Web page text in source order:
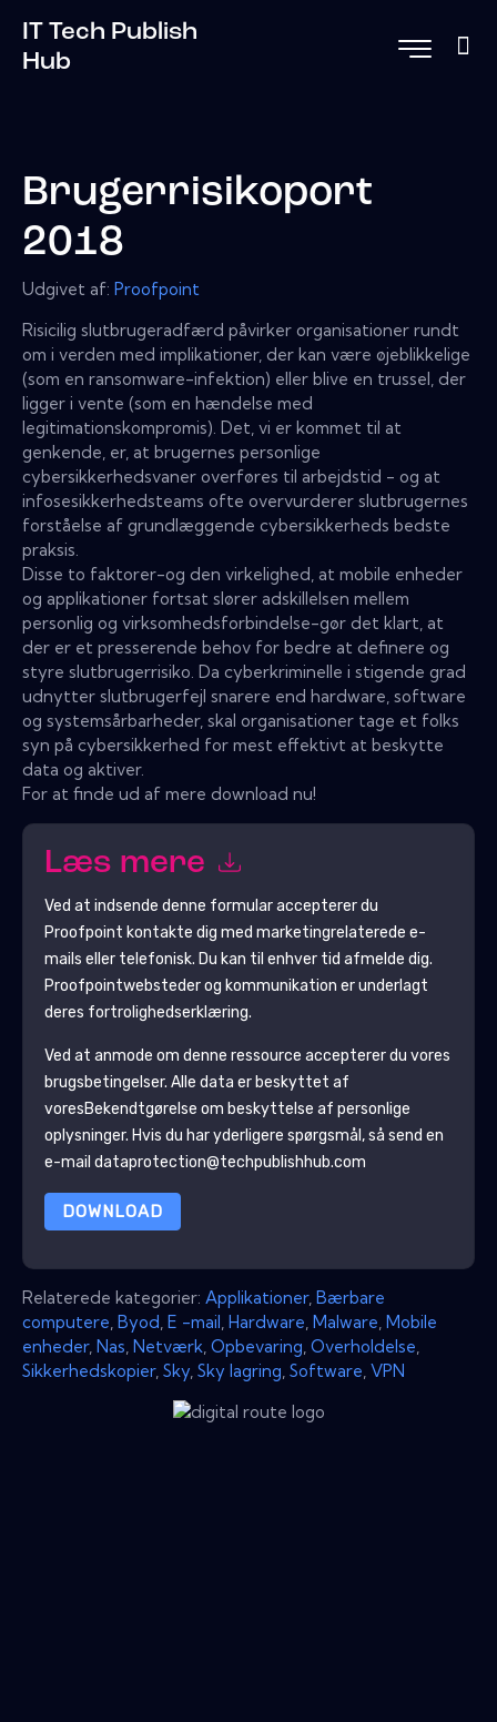
IT Tech Publish
Hub
Brugerrisikoport
2018
Udgivet af: Proofpoint
Risicilig slutbrugeradfærd påvirker organisationer rundt
om i verden med implikationer, der kan være øjeblikkelige
(som en ransomware-infektion) eller blive en trussel, der
ligger i vente (som en hændelse med
legitimationskompromis). Det, vi er kommet til at
genkende, er, at brugernes personlige
cybersikkerhedsvaner overføres til arbejdstid - og at
infosesikkerhedsteams ofte overvurderer slutbrugernes
forståelse af grundlæggende cybersikkerheds bedste
praksis.
Disse to faktorer-og den virkelighed, at mobile enheder
og applikationer fortsat slører adskillelsen mellem
personlig og virksomhedsforbindelse-gør det klart, at
der er et presserende behov for bedre at definere og
styre slutbrugerrisiko. Da cyberkriminelle i stigende grad
udnytter slutbrugerfejl snarere end hardware, software
og systemsårbarheder, skal organisationer tage et folks
syn på cybersikkerhed for mest effektivt at beskytte
data og aktiver.
For at finde ud af mere download nu!
Læs mere
Ved at indsende denne formular accepterer du
Proofpoint kontakte dig med marketingrelaterede e-
mails eller telefonisk. Du kan til enhver tid afmelde dig.
Proofpointwebsteder og kommunikation er underlagt
deres fortrolighedserklæring.
Ved at anmode om denne ressource accepterer du vores
brugsbetingelser. Alle data er beskyttet af
voresBekendtgørelse om beskyttelse af personlige
oplysninger. Hvis du har yderligere spørgsmål, så send en
e-mail dataprotection@techpublishhub.com
DOWNLOAD
Relaterede kategorier: Applikationer, Bærbare
computere Byod E -mail Hardware Malware Mobile
enheder, Nas Netværk Opbevaring Overholdelse
Sikkerhedskopier, Sky Sky lagring Software VPN